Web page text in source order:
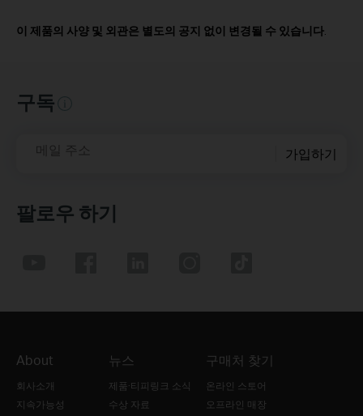
이 제품의 사양 및 외관은 별도의 공지 없이 변경될 수 있습니다
구독
메일 주소 가입하기
팔로우 하기
About
회사소개
지속가능성
뉴스
제품·티피링크 소식
수상 자료
구매처 찾기
온라인 스토어
오프라인 매장